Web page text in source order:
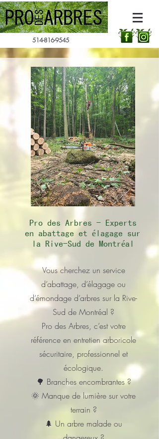
514-816-9545
Pro des Arbres - Experts
en abattage et élagage sur
la Rive-Sud de Montréal
Vous cherchez un service
d’abattage, d’élagage ou
d’émondage d’arbres sur la Rive-
Sud de Montréal ?
Pro des Arbres, c’est votre
référence en entretien arboricole
sécuritaire, professionnel et
écologique.
🌳 Branches encombrantes ?
🌞 Manque de lumière sur votre
terrain ?
🌲 Un arbre malade ou